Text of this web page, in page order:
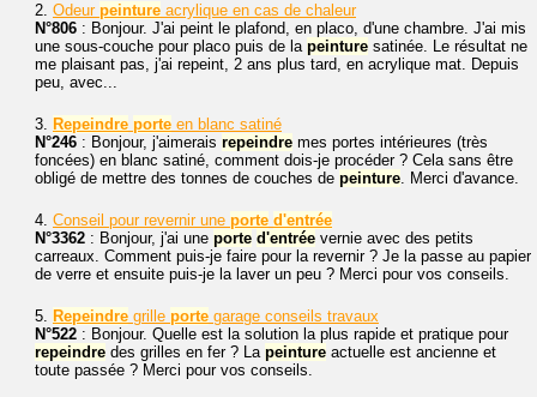
2. Odeur peinture acrylique en cas de chaleur
N°806 : Bonjour. J'ai peint le plafond, en placo, d'une chambre. J'ai mis
une sous-couche pour placo puis de la peinture satinée. Le résultat ne
me plaisant pas, j'ai repeint, 2 ans plus tard, en acrylique mat. Depuis
peu, avec...
3. Repeindre porte en blanc satiné
N°246 : Bonjour, j'aimerais repeindre mes portes intérieures (très
foncées) en blanc satiné, comment dois-je procéder ? Cela sans être
obligé de mettre des tonnes de couches de peinture. Merci d'avance.
4. Conseil pour revernir une porte d'entrée
N°3362 : Bonjour, j'ai une porte d'entrée vernie avec des petits
carreaux. Comment puis-je faire pour la revernir ? Je la passe au papier
de verre et ensuite puis-je la laver un peu ? Merci pour vos conseils.
5. Repeindre grille porte garage conseils travaux
N°522 : Bonjour. Quelle est la solution la plus rapide et pratique pour
repeindre des grilles en fer ? La peinture actuelle est ancienne et
toute passée ? Merci pour vos conseils.